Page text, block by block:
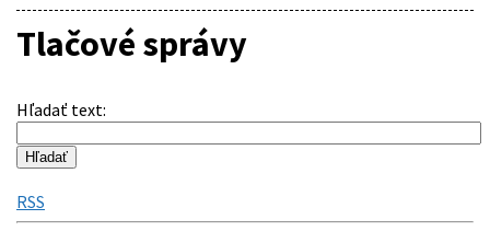
Tlačové správy
Hľadať text:
RSS